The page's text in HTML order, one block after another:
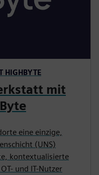
HIGHBYTE
mit
eine einzige,
(UNS)
kontextualisierte
und IT-Nutzer